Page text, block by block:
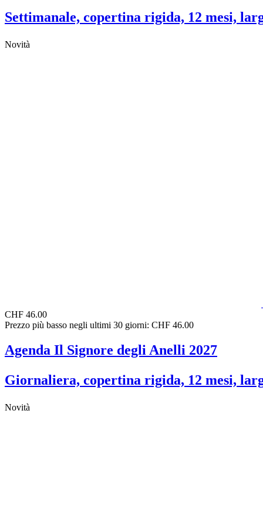
Settimanale, copertina rigida, 12 mesi,
Novità
CHF 46.00
Prezzo più basso negli ultimi 30 giorni: CHF 46.00
Agenda Il Signore degli Anelli 2027
Giornaliera, copertina rigida, 12 mesi,
Novità